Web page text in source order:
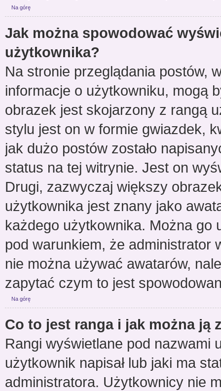
Na górę
Jak można spowodować
użytkownika?
Na stronie przeglądania postów,
informacje o użytkowniku, mogą
obrazek jest skojarzony z rangą
stylu jest on w formie gwiazdek,
jak dużo postów zostało
status na tej witrynie. Jest on
Drugi, zazwyczaj większy
użytkownika jest znany jako
każdego użytkownika. Można go
pod warunkiem, że administrator
nie można używać awatarów,
zapytać czym to jest
Na górę
Co to jest ranga i jak można ją
Rangi wyświetlane pod nazwami
użytkownik napisał lub jaki ma
administratora. Użytkownicy nie